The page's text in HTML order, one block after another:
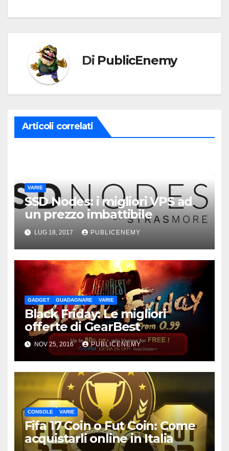
Di PublicEnemy
Articoli correlati
VARIE
SSD Nodes: i migliori VPS ad
un prezzo imbattibile
LUG 18, 2017 PUBLICENEMY
GADGET GUADAGNARE VARIE
Black Friday: Le migliori
offerte di GearBest
NOV 25, 2016 PUBLICENEMY
CONSOLE VARIE
Fifa 17 Coin o Fut Coin: Come
acquistarli online in Italia